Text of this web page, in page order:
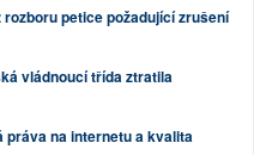
petice požadující zrušení
vládnoucí třída ztratila
práva na internetu a kvalita